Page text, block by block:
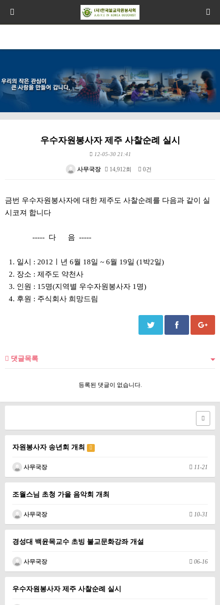
우수자원봉사자 제주 사찰순례 실시
12-05-30 21:41
사무국장 14,912회 0건
금번 우수자원봉사자에 대한 제주도 사찰순례를 다음과 같이 실
시코져 합니다
----- 다 음 -----
1. 일시 : 2012ㅣ년 6월 18일 ~ 6월 19일 (1박2일)
2. 장소 : 제주도 약천사
3. 인원 : 15명(지역별 우수자원봉사자 1명)
4. 후원 : 주식회사 희망드림
댓글목록
등록된 댓글이 없습니다.
자원봉사자 송년회 개최
사무국장 11-21
조월스님 초청 가을 음악회 개최
사무국장 10-31
경성대 백윤목교수 초빙 불교문화강좌 개설
사무국장 06-16
우수자원봉사자 제주 사찰순례 실시